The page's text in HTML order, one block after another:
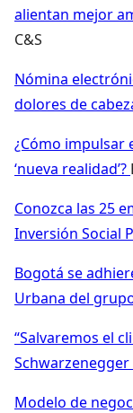
alientan mejor
C&S
Nómina
dolores de
¿Cómo impulsar
‘nueva realidad’?
Conozca las 25
Inversión Social
Bogotá se
Urbana del
“Salvaremos el
Schwarzenegger
Modelo de